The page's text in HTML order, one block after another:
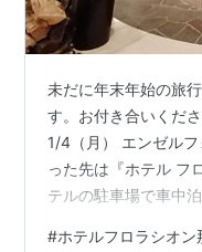
未だに年末年始の旅
す。お付き合いくだ
1/4（月） エンゼル
った先は『ホテル フ
テルの駐車場で車中
#ホテルフロラシオン